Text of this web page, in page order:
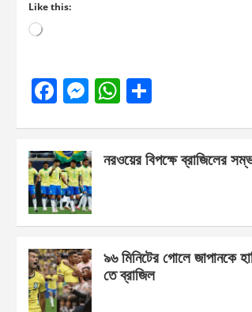
Like this:
Loading…
F
b
o
o
k
M
n
g
er
W
s
e
নরওয়ের বিপক্ষে ব্রাজিলের
৯৬ মিনিটের গোলে জাপানকে
তে ব্রাজিল